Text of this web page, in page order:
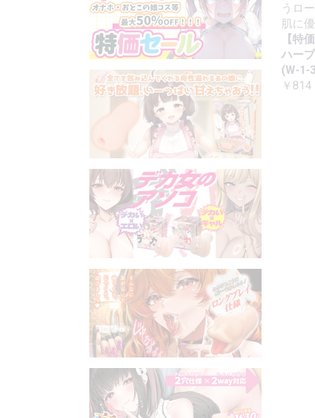
うロ
肌に
【特
ハー
(W-1-
￥814